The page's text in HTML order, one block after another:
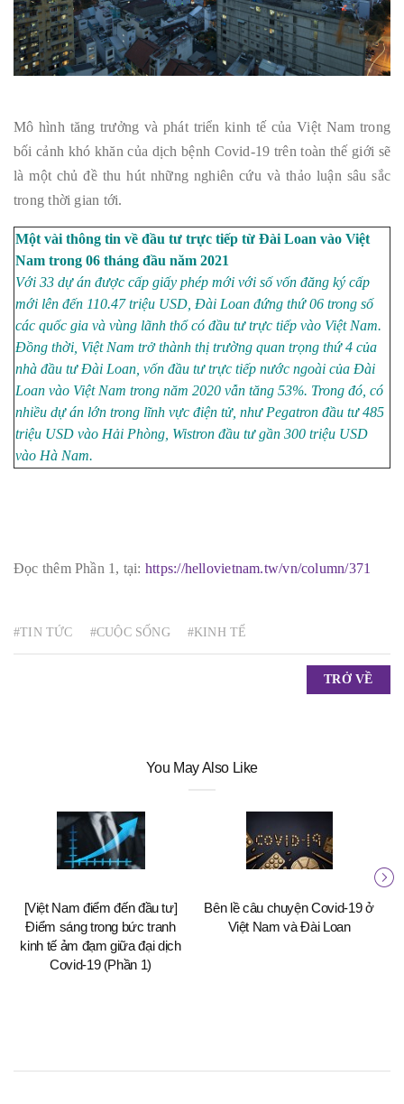
Mô hình tăng trưởng và phát triển kinh tế của Việt Nam trong
bối cảnh khó khăn của dịch bệnh Covid-19 trên toàn thế giới sẽ
là một chủ đề thu hút những nghiên cứu và thảo luận sâu sắc
trong thời gian tới.
Một vài thông tin về đầu tư trực tiếp từ Đài Loan vào Việt
Nam trong 06 tháng đầu năm 2021
Với 33 dự án được cấp giấy phép mới với số vốn đăng ký cấp
mới lên đến 110.47 triệu USD, Đài Loan đứng thứ 06 trong số
các quốc gia và vùng lãnh thổ có đầu tư trực tiếp vào Việt Nam.
Đồng thời, Việt Nam trở thành thị trường quan trọng thứ 4 của
nhà đầu tư Đài Loan, vốn đầu tư trực tiếp nước ngoài của Đài
Loan vào Việt Nam trong năm 2020 vẫn tăng 53%. Trong đó, có
nhiều dự án lớn trong lĩnh vực điện tử, như Pegatron đầu tư 485
triệu USD vào Hải Phòng, Wistron đầu tư gần 300 triệu USD
vào Hà Nam.
Đọc thêm Phần 1, tại: https://hellovietnam.tw/vn/column/371
#TIN TỨC #CUỘC SỐNG #KINH TẾ
TRỞ VỀ
You May Also Like
[Việt Nam điểm đến đầu tư]
Điểm sáng trong bức tranh
kinh tế ảm đạm giữa đại dịch
Covid-19 (Phần 1)
Bên lề câu chuyện Covid-19 ở
Việt Nam và Đài Loan